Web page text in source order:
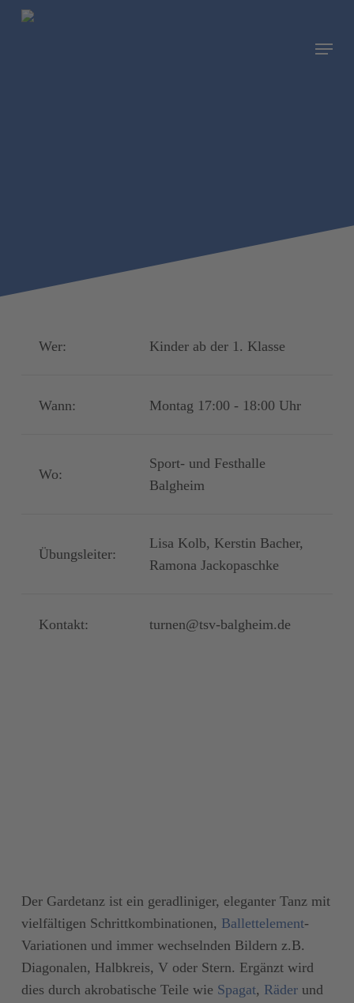
Skip
Menu
Wer: Kinder ab der 1. Klasse
Wann: Montag 17:00 - 18:00 Uhr
Wo:
Sport- und Festhalle
Balgheim
Übungsleiter:
Lisa Kolb, Kerstin Bacher,
Ramona Jackopaschke
Kontakt: turnen@tsv-balgheim.de
Der Gardetanz ist ein geradliniger, eleganter Tanz mit
vielfältigen Schrittkombinationen, Ballettelement-
Variationen und immer wechselnden Bildern z.B.
Diagonalen, Halbkreis, V oder Stern. Ergänzt wird
dies durch akrobatische Teile wie Spagat, Räder und